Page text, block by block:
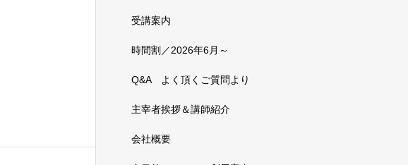
受講案内
時間割／2026年6月～
Q&A よく頂くご質問より
主宰者挨拶＆講師紹介
会社概要